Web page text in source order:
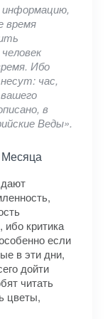
информацию,
время
Ибо
час,
в
Веды».
Месяца
ибо критика
если
в эти дни,
дойти
читать
цветы,